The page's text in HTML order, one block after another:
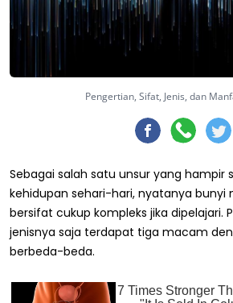
Pengertian, Sifat, Jenis, dan
Sebagai salah satu unsur yang hampir
kehidupan sehari-hari, nyatanya bunyi
bersifat cukup kompleks jika dipelajari.
jenisnya saja terdapat tiga macam
berbeda-beda.